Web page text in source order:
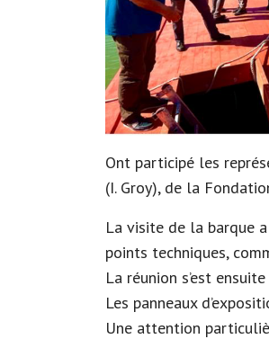
Ont participé les
(I. Groy), de la
La visite de la barque
points techniques,
La réunion s’est
Les panneaux
Une attention